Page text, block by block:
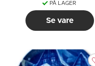
PÅ LAGER
Se vare